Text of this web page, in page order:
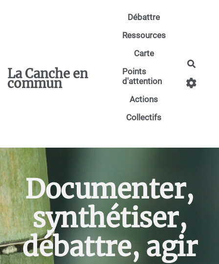
La Canche en
commun
Débattre
Ressources
Carte
Points
d'attention
Actions
Collectifs
Documenter,
synthétiser,
débattre, agir